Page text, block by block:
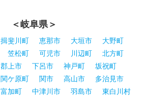
＜岐阜県＞
揖斐川町 恵那市 大垣市
大野町
笠松町 可児市 川辺町
北方町
郡上市 下呂市 神戸町
坂祝町
関ケ原町 関市 高山市
多治見市
富加町 中津川市 羽島市
東白川村